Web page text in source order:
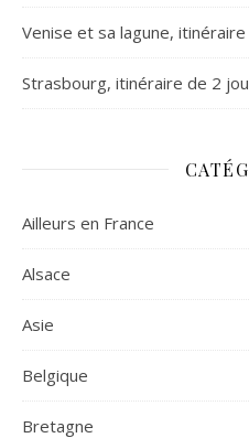
Venise et sa lagune,
Strasbourg, itinéraire de 2
Ailleurs en France
Alsace
Asie
Belgique
Bretagne